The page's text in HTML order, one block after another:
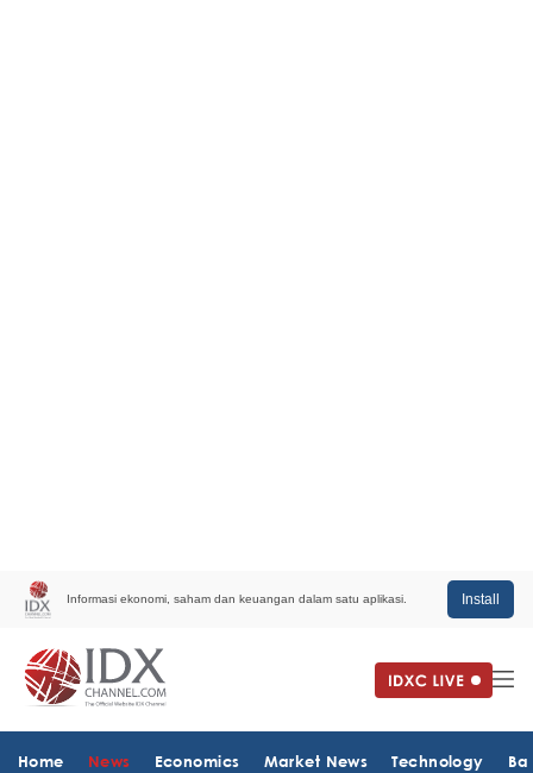
Informasi ekonomi, saham dan keuangan dalam satu aplikasi. Install
Home News Economics Market News Technology